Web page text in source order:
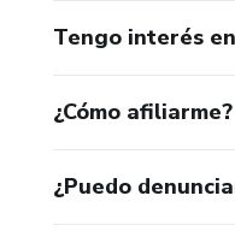
Tengo interés
¿Cómo afiliarme?
¿Puedo